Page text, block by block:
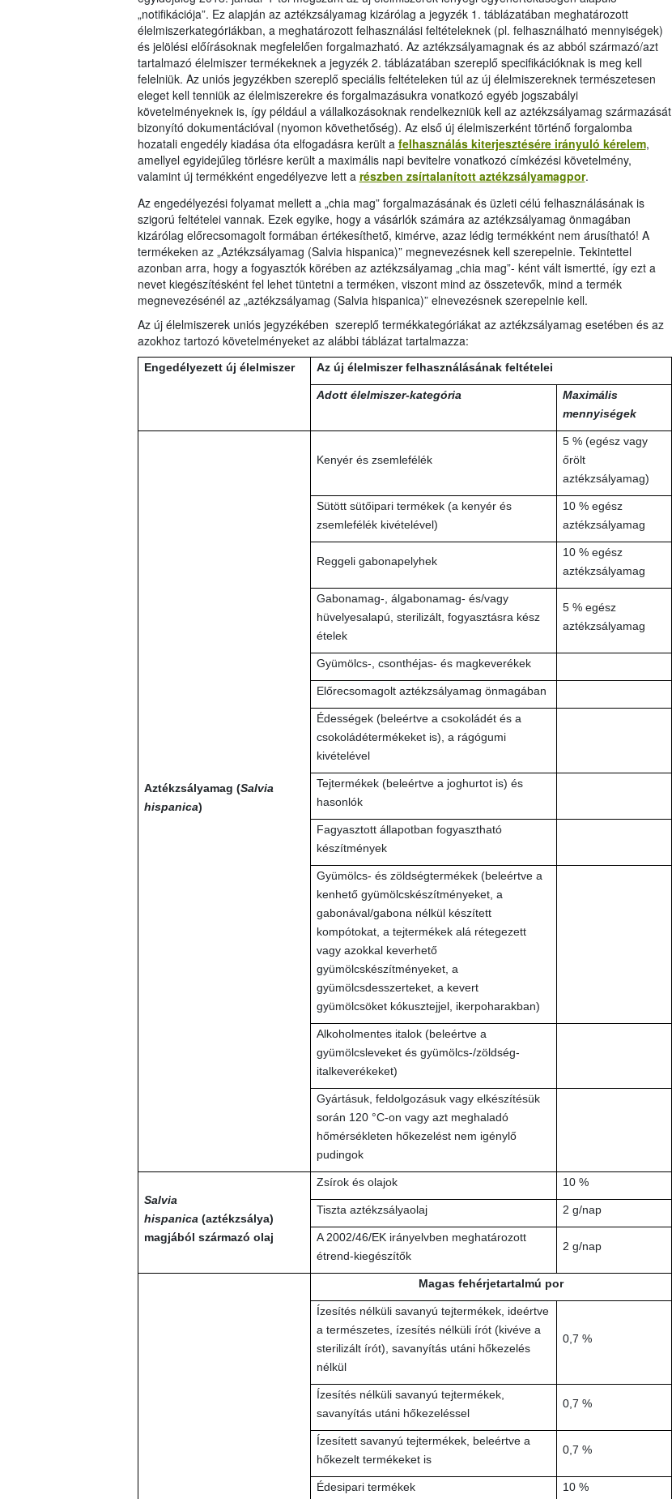
„notifikációja”. Ez alapján az aztékzsályamag kizárólag a jegyzék 1. táblázatában meghatározott
élelmiszerkategóriákban, a meghatározott felhasználási feltételeknek (pl. felhasználható mennyiségek)
és jelölési előírásoknak megfelelően forgalmazható. Az aztékzsályamagnak és az abból származó/azt
tartalmazó élelmiszer termékeknek a jegyzék 2. táblázatában szereplő specifikációknak is meg kell
felelniük. Az uniós jegyzékben szereplő speciális feltételeken túl az új élelmiszereknek természetesen
eleget kell tenniük az élelmiszerekre és forgalmazásukra vonatkozó egyéb jogszabályi
követelményeknek is, így például a vállalkozásoknak rendelkezniük kell az aztékzsályamag származását
bizonyító dokumentációval (nyomon követhetőség). Az első új élelmiszerként történő forgalomba
hozatali engedély kiadása óta elfogadásra került a felhasználás kiterjesztésére irányuló kérelem,
amellyel egyidejűleg törlésre került a maximális napi bevitelre vonatkozó címkézési követelmény,
valamint új termékként engedélyezve lett a részben zsírtalanított aztékzsályamagpor.
Az engedélyezési folyamat mellett a „chia mag” forgalmazásának és üzleti célú felhasználásának is
szigorú feltételei vannak. Ezek egyike, hogy a vásárlók számára az aztékzsályamag önmagában
kizárólag előrecsomagolt formában értékesíthető, kimérve, azaz lédig termékként nem árusítható! A
termékeken az „Aztékzsályamag (Salvia hispanica)” megnevezésnek kell szerepelnie. Tekintettel
azonban arra, hogy a fogyasztók körében az aztékzsályamag „chia mag”- ként vált ismertté, így ezt a
nevet kiegészítésként fel lehet tüntetni a terméken, viszont mind az összetevők, mind a termék
megnevezésénél az „aztékzsályamag (Salvia hispanica)” elnevezésnek szerepelnie kell.
Az új élelmiszerek uniós jegyzékében szereplő termékkategóriákat az aztékzsályamag esetében és az
azokhoz tartozó követelményeket az alábbi táblázat tartalmazza:
Engedélyezett új élelmiszer Az új élelmiszer felhasználásának feltételei
Adott élelmiszer-kategória
Maximális
mennyiségek
Aztékzsályamag (Salvia
hispanica)
Kenyér és zsemlefélék
5 % (egész vagy
őrölt
aztékzsályamag)
Sütött sütőipari termékek (a kenyér és
zsemlefélék kivételével)
10 % egész
aztékzsályamag
Reggeli gabonapelyhek
10 % egész
aztékzsályamag
Gabonamag-, álgabonamag- és/vagy
hüvelyesalapú, sterilizált, fogyasztásra kész
ételek
5 % egész
aztékzsályamag
Gyümölcs-, csonthéjas- és magkeverékek
Előrecsomagolt aztékzsályamag önmagában
Édességek (beleértve a csokoládét és a
csokoládétermékeket is), a rágógumi
kivételével
Tejtermékek (beleértve a joghurtot is) és
hasonlók
Fagyasztott állapotban fogyasztható
készítmények
Gyümölcs- és zöldségtermékek (beleértve a
kenhető gyümölcskészítményeket, a
gabonával/gabona nélkül készített
kompótokat, a tejtermékek alá rétegezett
vagy azokkal keverhető
gyümölcskészítményeket, a
gyümölcsdesszerteket, a kevert
gyümölcsöket kókusztejjel, ikerpoharakban)
Alkoholmentes italok (beleértve a
gyümölcsleveket és gyümölcs-/zöldség-
italkeverékeket)
Gyártásuk, feldolgozásuk vagy elkészítésük
során 120 °C-on vagy azt meghaladó
hőmérsékleten hőkezelést nem igénylő
pudingok
Salvia
hispanica (aztékzsálya)
magjából származó olaj
Zsírok és olajok 10 %
Tiszta aztékzsályaolaj 2 g/nap
A 2002/46/EK irányelvben meghatározott
étrend-kiegészítők
2 g/nap
Magas fehérjetartalmú por
Ízesítés nélküli savanyú tejtermékek, ideértve
a természetes, ízesítés nélküli írót (kivéve a
sterilizált írót), savanyítás utáni hőkezelés
nélkül
0,7 %
Ízesítés nélküli savanyú tejtermékek,
savanyítás utáni hőkezeléssel
0,7 %
Ízesített savanyú tejtermékek, beleértve a
hőkezelt termékeket is
0,7 %
Édesipari termékek 10 %